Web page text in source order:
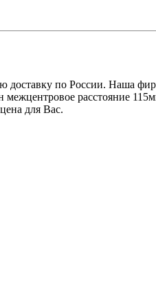
доставку по России. Наша
межцентровое расстояние
для Вас.